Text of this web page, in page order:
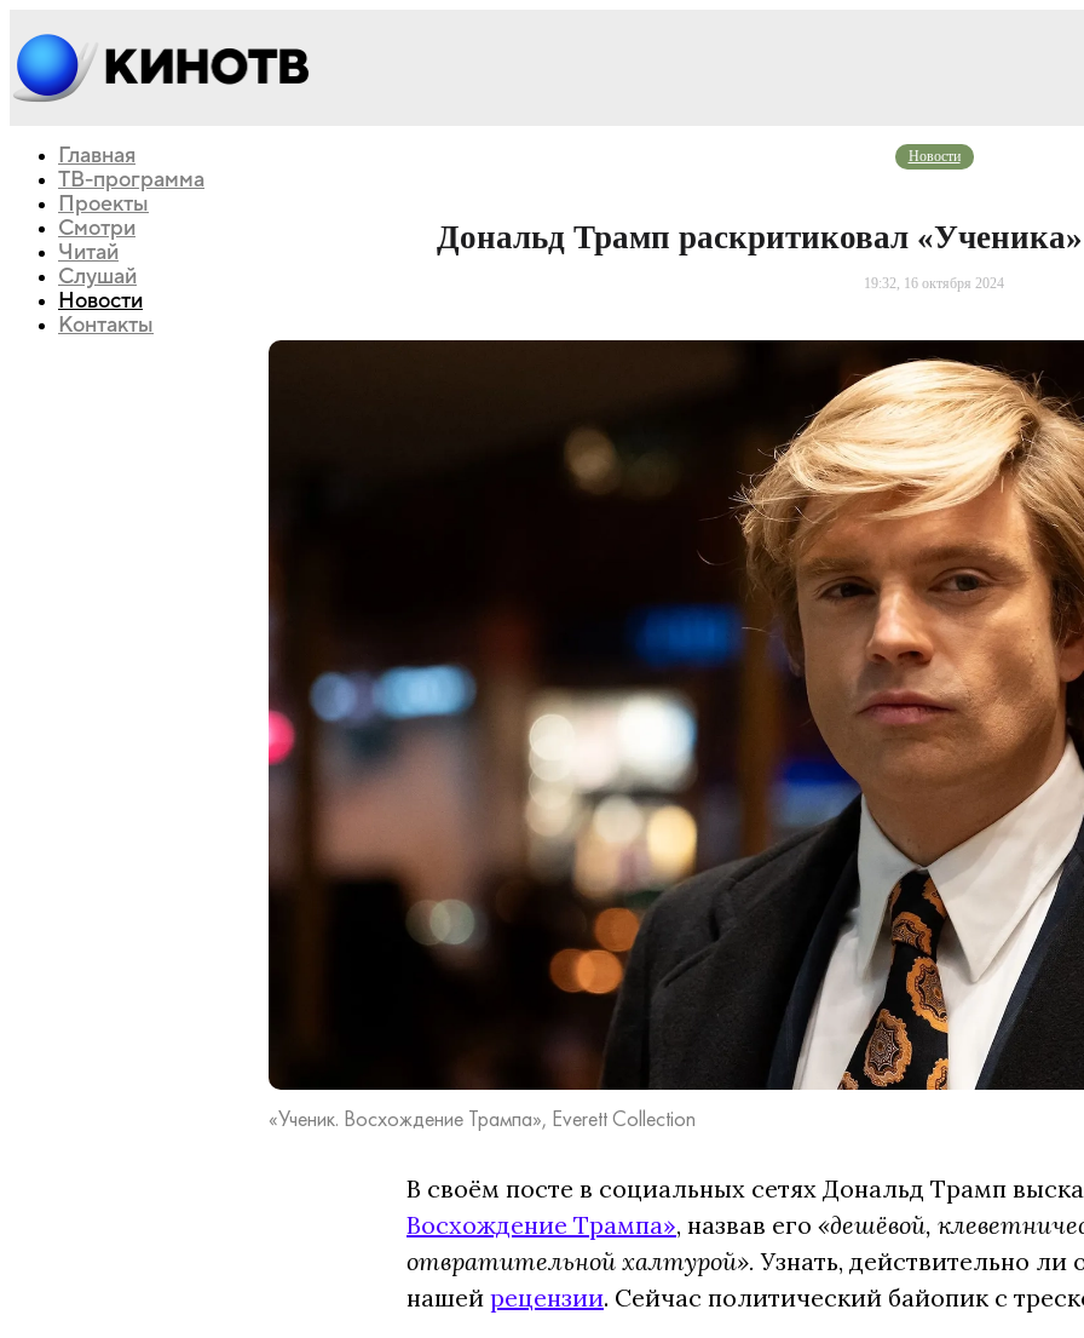
Главная
ТВ-программа
Проекты
Смотри
Читай
Слушай
Новости
Контакты
Новости
Дональд Трамп раскритиковал
19:32, 16 октября 2024
«Ученик. Восхождение Трампа», Everett Collection
В своём посте в социальных сетях Дональд Трамп
Восхождение Трампа», назвав его «дешёвой,
отвратительной халтурой». Узнать, действительно
нашей рецензии. Сейчас политический байопик с